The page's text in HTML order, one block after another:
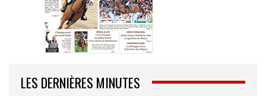
LES DERNIÈRES MINUTES